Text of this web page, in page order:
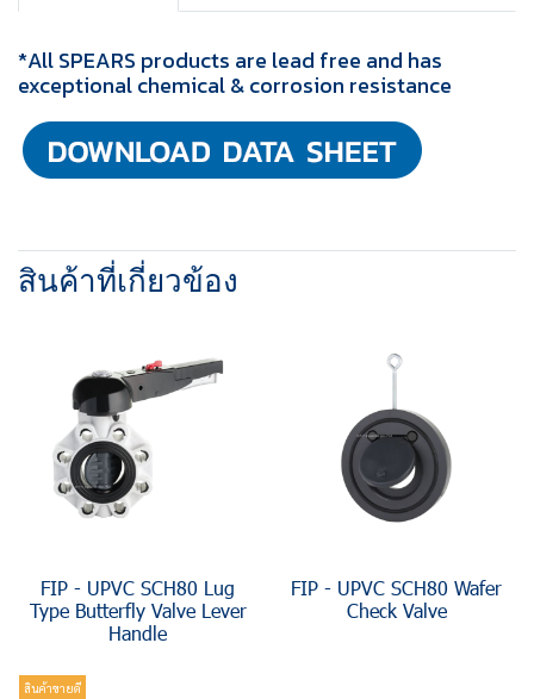
*All SPEARS products are lead free and has
exceptional chemical & corrosion resistance
สินค้าที่เกี่ยวข้อง
FIP - UPVC SCH80 Lug
Type Butterfly Valve Lever
Handle
FIP - UPVC SCH80 Wafer
Check Valve
สินค้าขายดี